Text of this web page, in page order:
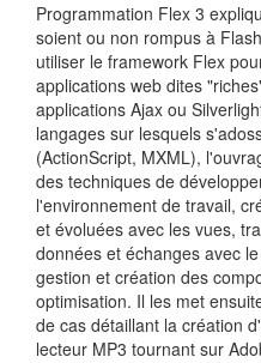
Programmation Flex 3
soient ou non rompus à
utiliser le framework Flex
applications web dites
applications Ajax ou
langages sur lesquels
(ActionScript, MXML),
des techniques de
l'environnement de travail,
et évoluées avec les vues,
données et échanges avec
gestion et création des
optimisation. Il les met
de cas détaillant la création
lecteur MP3 tournant sur